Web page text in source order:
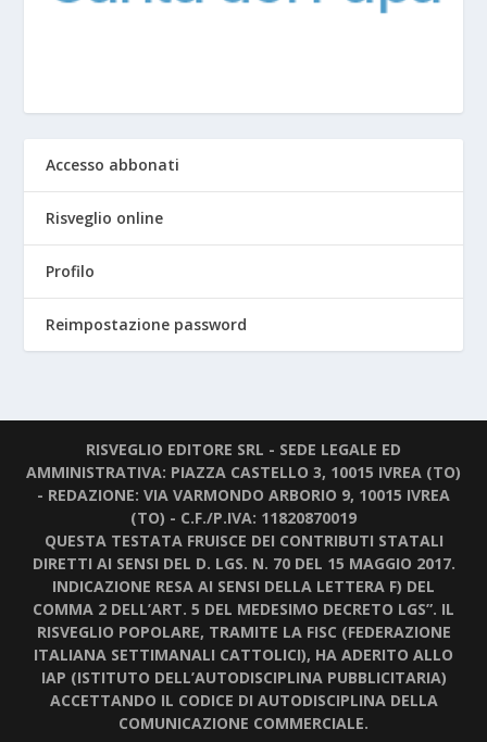
Accesso abbonati
Risveglio online
Profilo
Reimpostazione password
RISVEGLIO EDITORE SRL - SEDE LEGALE ED
AMMINISTRATIVA: PIAZZA CASTELLO 3, 10015 IVREA (TO)
- REDAZIONE: VIA VARMONDO ARBORIO 9, 10015 IVREA
(TO) - C.F./P.IVA: 11820870019
QUESTA TESTATA FRUISCE DEI CONTRIBUTI STATALI
DIRETTI AI SENSI DEL D. LGS. N. 70 DEL 15 MAGGIO 2017.
INDICAZIONE RESA AI SENSI DELLA LETTERA F) DEL
COMMA 2 DELL’ART. 5 DEL MEDESIMO DECRETO LGS”. IL
RISVEGLIO POPOLARE, TRAMITE LA FISC (FEDERAZIONE
ITALIANA SETTIMANALI CATTOLICI), HA ADERITO ALLO
IAP (ISTITUTO DELL’AUTODISCIPLINA PUBBLICITARIA)
ACCETTANDO IL CODICE DI AUTODISCIPLINA DELLA
COMUNICAZIONE COMMERCIALE.